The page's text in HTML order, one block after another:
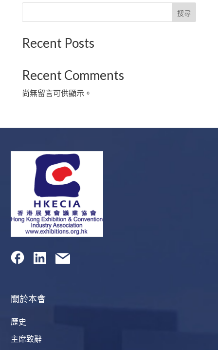
搜尋
Recent Posts
Recent Comments
尚無留言可供顯示。
關於本會
歷史
主席致辭